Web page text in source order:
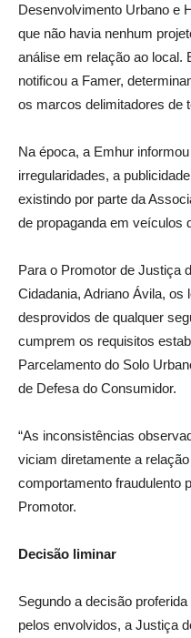
Desenvolvimento Urbano e
que não havia nenhum
análise em relação ao local.
notificou a Famer,
os marcos delimitadores de
Na época, a Emhur
irregularidades, a
existindo por parte da
de propaganda em veículos
Para o Promotor de Justiça
Cidadania, Adriano Ávila,
desprovidos de qualquer
cumprem os requisitos
Parcelamento do Solo
de Defesa do Consumidor.
“As inconsistências
viciam diretamente a
comportamento fraudulento
Promotor.
Decisão liminar
Segundo a decisão
pelos envolvidos, a Justiça